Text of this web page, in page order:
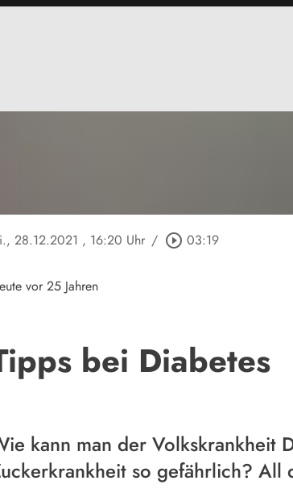
28.12.2021 , 16:20 Uhr / play_circle_outline 03:19
vor 25 Jahren
bei Diabetes
kann man der Volkskrankheit
so gefährlich? All